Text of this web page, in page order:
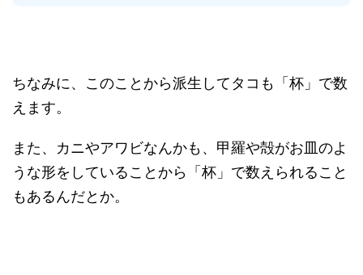
ちなみに、このことから派生してタコも「杯」で数
えます。
また、カニやアワビなんかも、甲羅や殻がお皿のよ
うな形をしていることから「杯」で数えられること
もあるんだとか。